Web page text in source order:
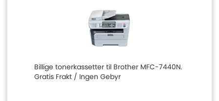
Billige tonerkassetter til Brother MFC-7440N.
Gratis Frakt / Ingen Gebyr